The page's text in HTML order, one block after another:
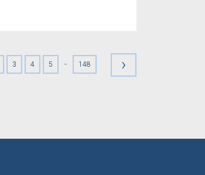
3 4 5 - 148 ›